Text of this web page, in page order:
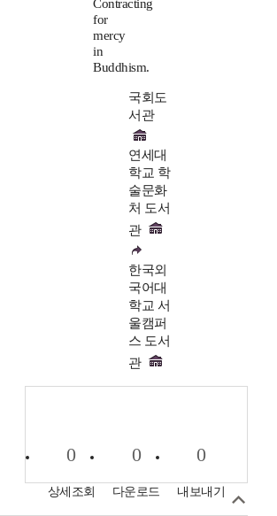
Contracting
for
mercy
in
Buddhism.
국회도
서관
연세대
학교 학
술문화
처 도서
관
한국외
국어대
학교 서
울캠퍼
스 도서
관
0
상세조회
0
다운로드
0
내보내기